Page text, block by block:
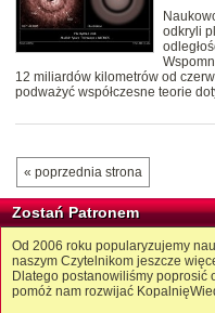
odkryli
12 miliardów kilometrów od
podważyć współczesne teorie
« poprzednia strona
Zostań Patronem
Od 2006 roku popularyzujemy
naszym Czytelnikom jeszcze
Dlatego postanowiliśmy poprosić
pomóż nam rozwijać